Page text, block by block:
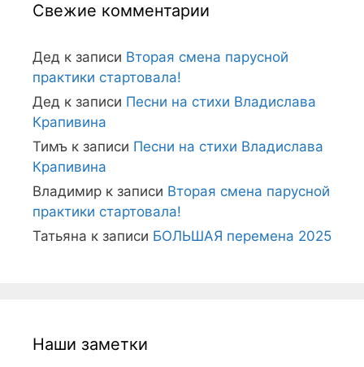
Свежие комментарии
Дед к записи Вторая смена парусной
практики стартовала!
Дед к записи Песни на стихи Владислава
Крапивина
Тимъ к записи Песни на стихи Владислава
Крапивина
Владимир к записи Вторая смена парусной
практики стартовала!
Татьяна к записи БОЛЬШАЯ перемена 2025
Наши заметки